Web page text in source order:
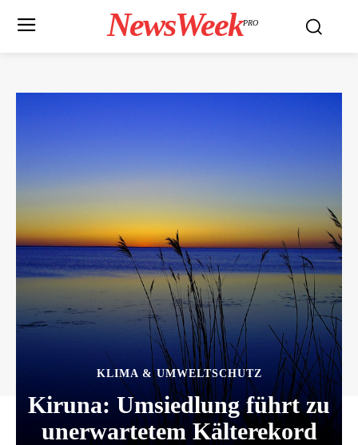
NewsWeekPRO
KLIMA & UMWELTSCHUTZ
Kiruna: Umsiedlung führt zu
unerwartetem Kälterekord